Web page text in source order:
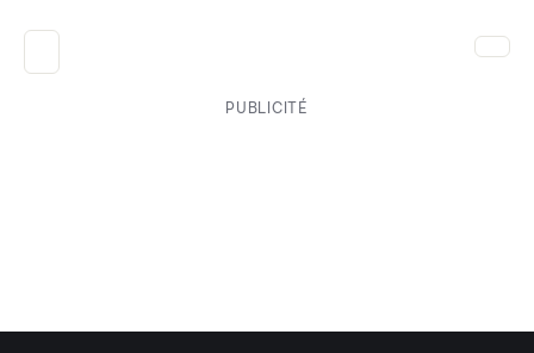
PUBLICITÉ